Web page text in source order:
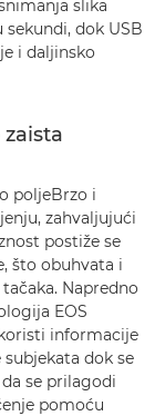
slika
dok USB
i daljinsko
poljeBrzo i
zahvaljujući
postiže se
što obuhvata i
Napredno
EOS
informacije
dok se
se prilagodi
pomoću